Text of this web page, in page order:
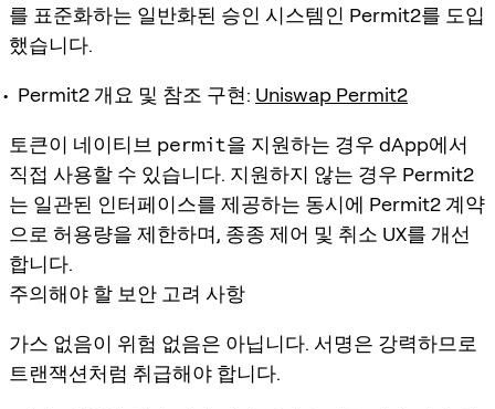
를 표준화하는 일반화된 승인 시스템인 Permit2를 도입
했습니다.
Permit2 개요 및 참조 구현: Uniswap Permit2
토큰이 네이티브 permit을 지원하는 경우 dApp에서
직접 사용할 수 있습니다. 지원하지 않는 경우 Permit2
는 일관된 인터페이스를 제공하는 동시에 Permit2 계약
으로 허용량을 제한하며, 종종 제어 및 취소 UX를 개선
합니다.
주의해야 할 보안 고려 사항
가스 없음이 위험 없음은 아닙니다. 서명은 강력하므로
트랜잭션처럼 취급해야 합니다.